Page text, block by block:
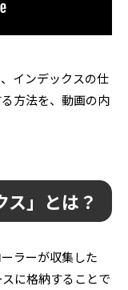
インデックスの仕
方法を、動画の内
ス」とは？
ラーが収集した
に格納することで